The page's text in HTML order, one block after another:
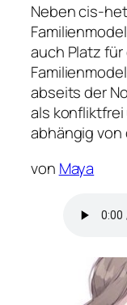
Neben cis-
auch Platz
abseits der
als
abhängig
von Maya